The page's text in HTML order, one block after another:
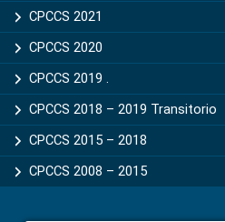
CPCCS 2021
CPCCS 2020
CPCCS 2019 .
CPCCS 2018 – 2019 Transitorio
CPCCS 2015 – 2018
CPCCS 2008 – 2015